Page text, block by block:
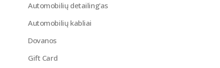
Automobilių detailing'as
Automobilių kabliai
Dovanos
Gift Card